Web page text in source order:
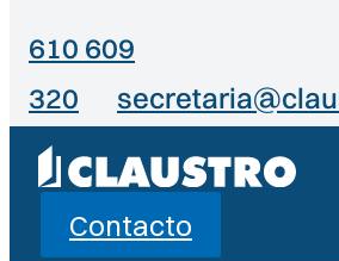
610 609
320
Contacto